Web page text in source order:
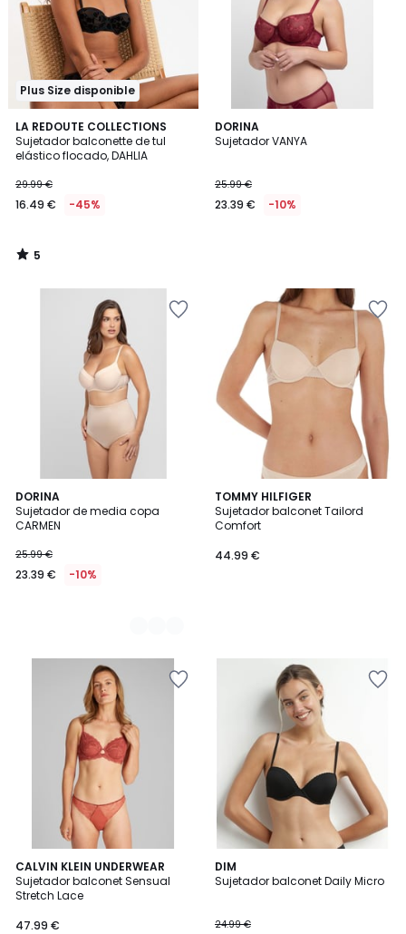
Plus Size disponible
LA REDOUTE COLLECTIONS
Sujetador balconette de tul
elástico flocado, DAHLIA
29.99 €
16.49 € -45%
5
/
5
5
/
DORINA
Sujetador VANYA
25.99 €
23.39 € -10%
DORINA
Sujetador de media copa
CARMEN
25.99 €
23.39 € -10%
2
Colores
TOMMY HILFIGER
Sujetador balconet Tailord
Comfort
44.99 €
CALVIN KLEIN UNDERWEAR
Sujetador balconet Sensual
Stretch Lace
47.99 €
DIM
Sujetador balconet Daily Micro
24.99 €
5
/
3
Colores